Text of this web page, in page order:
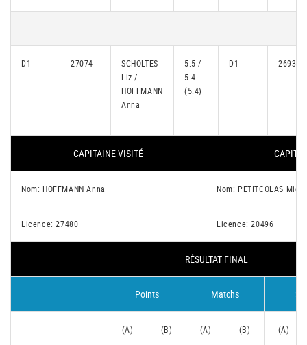
D1 27074
SCHOLTES
Liz /
HOFFMANN
Anna
5.5 /
5.4
(5.4)
D1 26933
CAPITAINE VISITÉ
Nom: HOFFMANN Anna Nom: PETITCOLAS
Licence: 27480 Licence: 20496
RÉSULTAT FINAL
Points Matchs
(A) (B) (A) (B) (A)